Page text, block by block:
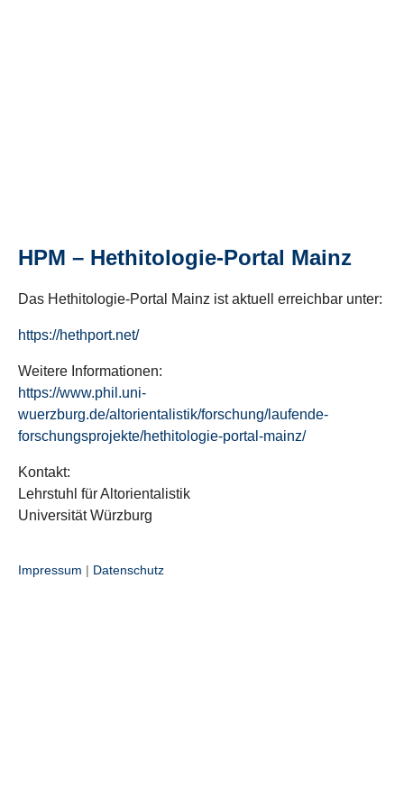
HPM – Hethitologie-Portal Mainz
Das Hethitologie-Portal Mainz ist aktuell erreichbar unter:
https://hethport.net/
Weitere Informationen:
https://www.phil.uni-
wuerzburg.de/altorientalistik/forschung/laufende-
forschungsprojekte/hethitologie-portal-mainz/
Kontakt:
Lehrstuhl für Altorientalistik
Universität Würzburg
Impressum | Datenschutz